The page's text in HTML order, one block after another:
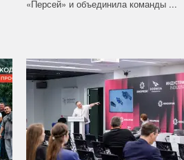
«Персей» и объединила команды ...